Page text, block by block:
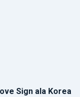
Sign ala Korea